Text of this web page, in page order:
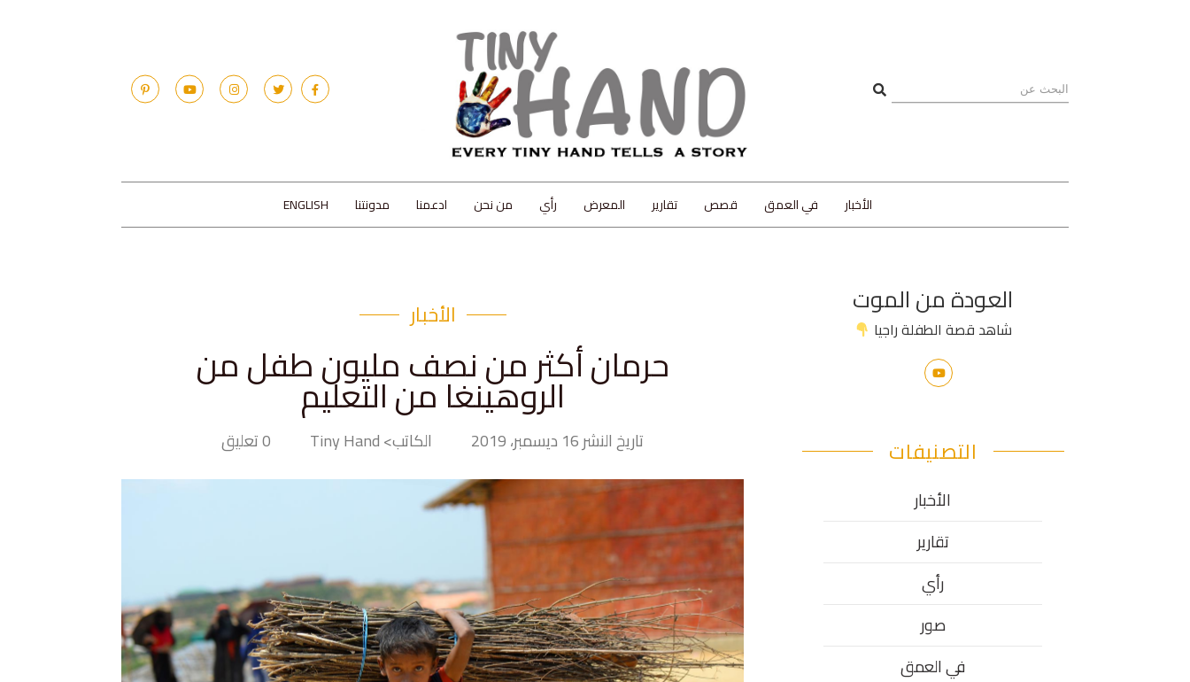
الأخبار في العمق قصص تقارير المعرض رأي من نحن ادعمنا مدونتنا ENGLISH
الأخبار
حرمان أكثر من نصف مليون طفل من
الروهينغا من التعليم
تاريخ النشر 16 ديسمبر، 2019 الكاتب> Tiny Hand 0 تعليق
العودة من الموت
شاهد قصة الطفلة راجيا
التصنيفات
الأخبار
تقارير
رأي
صور
في العمق